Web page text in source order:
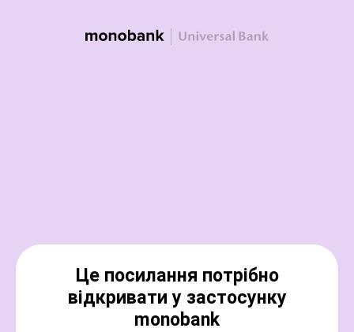
Це посилання потрібно
відкривати у застосунку
monobank